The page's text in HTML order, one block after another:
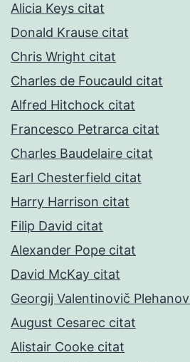
Alicia Keys citat
Donald Krause citat
Chris Wright citat
Charles de Foucauld citat
Alfred Hitchock citat
Francesco Petrarca citat
Charles Baudelaire citat
Earl Chesterfield citat
Harry Harrison citat
Filip David citat
Alexander Pope citat
David McKay citat
Georgij Valentinovič
August Cesarec citat
Alistair Cooke citat